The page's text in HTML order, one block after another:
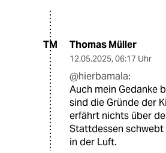
TM Thomas Müller
12.05.2025, 06:17 Uhr
@hierbamala:
Auch mein Gedanke
sind die Gründe der
erfährt nichts über
Stattdessen
in der Luft.